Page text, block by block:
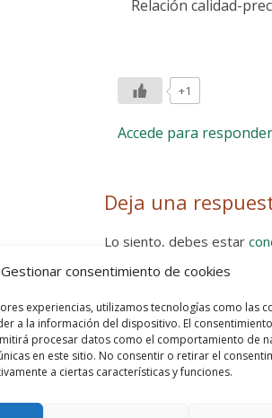
Gestionar consentimiento de cookies
experiencias, utilizamos tecnologías como las
a la información del dispositivo. El
procesar datos como el comportamiento de
en este sitio. No consentir o retirar el
a ciertas características y funciones.
Relación calidad-
+1
Accede para responder
Deja una
Lo siento, debes estar
Entra con tu red social
He leído y acepto laPolítica